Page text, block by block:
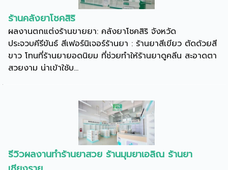
ร้านคลังยาโชคสิริ
ผลงานตกแต่งร้านขายยา: คลังยาโชคสิริ จังหวัด
ประจวบคีรีขันธ์ สีเฟอร์นิเจอร์ร้านยา : ร้านยาสีเขียว ตัดด้วยสี
ขาว โทนที่ร้านยายอดนิยม ที่ช่วยทำให้ร้านยาดูคลีน สะอาดตา
สวยงาม น่าเข้าใช้บ...
รีวิวผลงานทำร้านยาสวย ร้านมุมยาเอลิณ ร้านยา